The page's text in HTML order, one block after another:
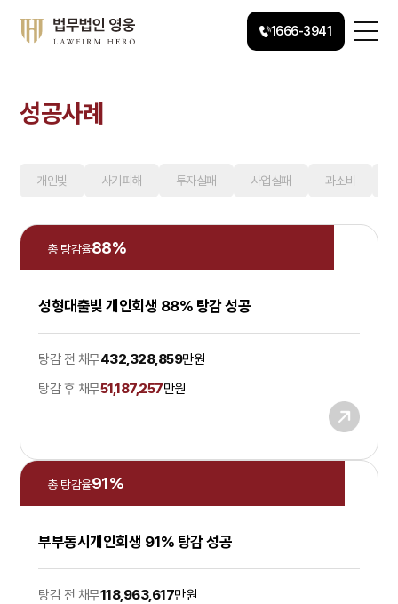
1666-3941
성공사례
개인빚 사기피해 투자실패 사업실패 과소비
총 탕감율88%
성형대출빚 개인회생 88% 탕감 성공
탕감 전 채무432,328,859만원
탕감 후 채무51,187,257만원
총 탕감율91%
부부동시개인회생 91% 탕감 성공
탕감 전 채무118,963,617만원